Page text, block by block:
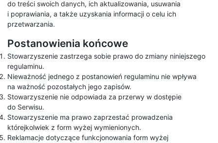
do treści swoich danych, ich aktualizowania, usuwania
i poprawiania, a także uzyskania informacji o celu ich
przetwarzania.
Postanowienia końcowe
Stowarzyszenie zastrzega sobie prawo do zmiany niniejszego
regulaminu.
Nieważność jednego z postanowień regulaminu nie wpływa
na ważność pozostałych jego zapisów.
Stowarzyszenie nie odpowiada za przerwy w dostępie
do Serwisu.
Stowarzyszenie ma prawo zaprzestać prowadzenia
którejkolwiek z form wyżej wymienionych.
Reklamacje dotyczące funkcjonowania form wyżej